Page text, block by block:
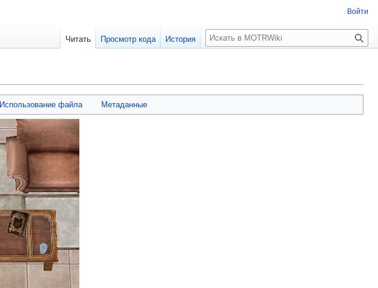
Использование файла Метаданные
Войти
Читать Просмотр кода История
П
о
к